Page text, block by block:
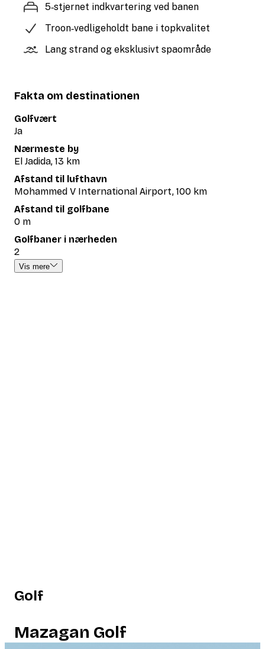
5‑stjernet indkvartering ved banen
Troon‑vedligeholdt bane i topkvalitet
Lang strand og eksklusivt spaområde
Fakta om destinationen
Golfvært
Ja
Nærmeste by
El Jadida, 13 km
Afstand til lufthavn
Mohammed V International Airport, 100 km
Afstand til golfbane
0 m
Golfbaner i nærheden
2
Vis mere
Golf
Mazagan Golf